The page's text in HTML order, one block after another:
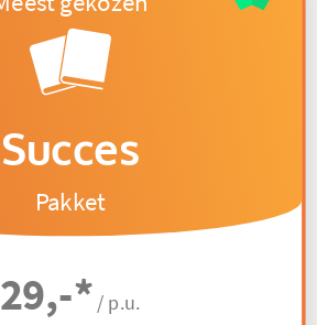
Succes
Pakket
29,-* / p.u.